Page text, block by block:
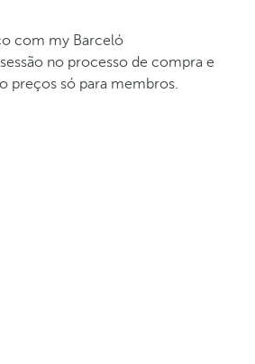
com my Barceló
no processo de compra e
preços só para membros.